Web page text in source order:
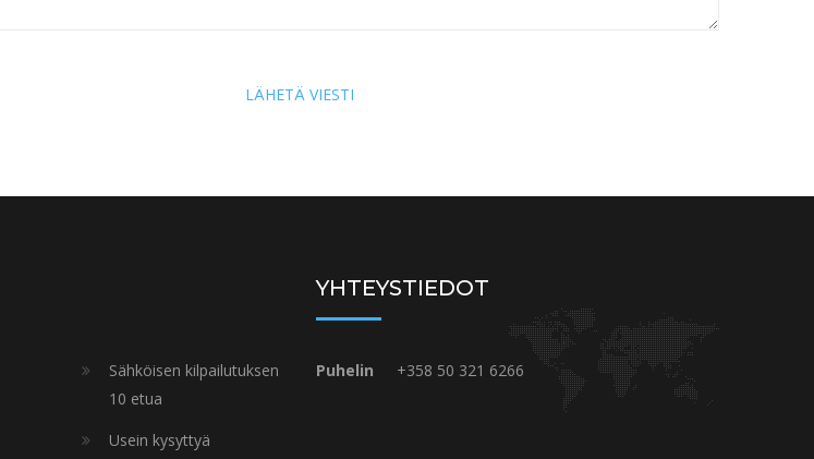
LÄHETÄ VIESTI
Sähköisen kilpailutuksen
10 etua
Usein kysyttyä
YHTEYSTIEDOT
Puhelin +358 50 321 6266